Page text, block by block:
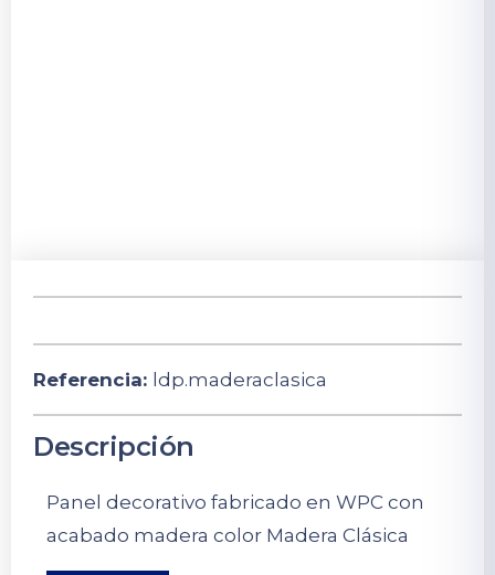
Referencia: ldp.maderaclasica
Descripción
Panel decorativo fabricado en WPC con
acabado madera color Madera Clásica